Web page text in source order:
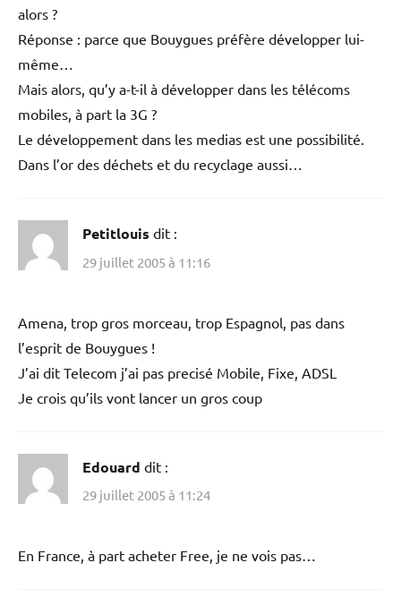
alors ?
Réponse : parce que Bouygues préfère développer lui-
même…
Mais alors, qu’y a-t-il à développer dans les télécoms
mobiles, à part la 3G ?
Le développement dans les medias est une possibilité.
Dans l’or des déchets et du recyclage aussi…
Petitlouis dit :
29 juillet 2005 à 11:16
Amena, trop gros morceau, trop Espagnol, pas dans
l’esprit de Bouygues !
J’ai dit Telecom j’ai pas precisé Mobile, Fixe, ADSL
Je crois qu’ils vont lancer un gros coup
Edouard dit :
29 juillet 2005 à 11:24
En France, à part acheter Free, je ne vois pas…